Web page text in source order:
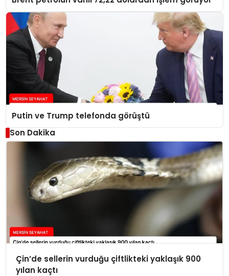
Putin ve Trump telefonda görüştü
Son Dakika
Çin’de sellerin vurduğu çiftlikteki yaklaşık 900
yılan kaçtı